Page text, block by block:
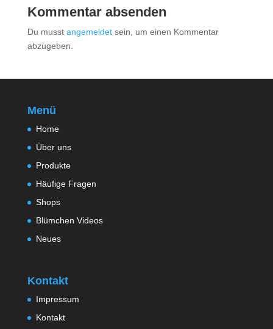
Kommentar absenden
Du musst angemeldetsein, um einen Kommentar
abzugeben.
Menü
Home
Über uns
Produkte
Häufige Fragen
Shops
Blümchen Videos
Neues
Kontakt
Impressum
Kontakt